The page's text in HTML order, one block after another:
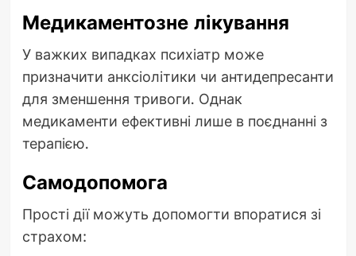
Медикаментозне лікування
У важких випадках психіатр може
призначити анксіолітики чи антидепресанти
для зменшення тривоги. Однак
медикаменти ефективні лише в поєднанні з
терапією.
Самодопомога
Прості дії можуть допомогти впоратися зі
страхом: